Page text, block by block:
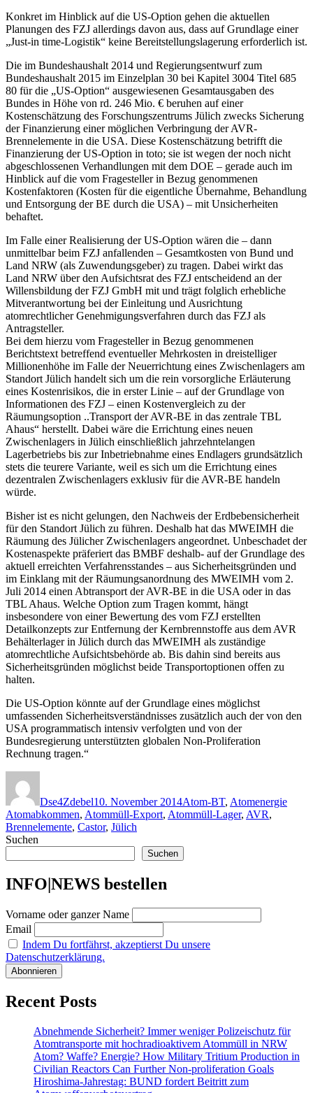
Konkret im Hinblick auf die US-Option gehen die aktuellen
Planungen des FZJ allerdings davon aus, dass auf Grundlage einer
„Just-in time-Logistik“ keine Bereitstellungslagerung erforderlich ist.
Die im Bundeshaushalt 2014 und Regierungsentwurf zum
Bundeshaushalt 2015 im Einzelplan 30 bei Kapitel 3004 Titel 685
80 für die „US-Option“ ausgewiesenen Gesamtausgaben des
Bundes in Höhe von rd. 246 Mio. € beruhen auf einer
Kostenschätzung des Forschungszentrums Jülich zwecks Sicherung
der Finanzierung einer möglichen Verbringung der AVR-
Brennelemente in die USA. Diese Kostenschätzung betrifft die
Finanzierung der US-Option in toto; sie ist wegen der noch nicht
abgeschlossenen Verhandlungen mit dem DOE – gerade auch im
Hinblick auf die vom Fragesteller in Bezug genommenen
Kostenfaktoren (Kosten für die eigentliche Übernahme, Behandlung
und Entsorgung der BE durch die USA) – mit Unsicherheiten
behaftet.
Im Falle einer Realisierung der US-Option wären die – dann
unmittelbar beim FZJ anfallenden – Gesamtkosten von Bund und
Land NRW (als Zuwendungsgeber) zu tragen. Dabei wirkt das
Land NRW über den Aufsichtsrat des FZJ entscheidend an der
Willensbildung der FZJ GmbH mit und trägt folglich erhebliche
Mitverantwortung bei der Einleitung und Ausrichtung
atomrechtlicher Genehmigungsverfahren durch das FZJ als
Antragsteller.
Bei dem hierzu vom Fragesteller in Bezug genommenen
Berichtstext betreffend eventueller Mehrkosten in dreistelliger
Millionenhöhe im Falle der Neuerrichtung eines Zwischenlagers am
Standort Jülich handelt sich um die rein vorsorgliche Erläuterung
eines Kostenrisikos, die in erster Linie – auf der Grundlage von
Informationen des FZJ – einen Kostenvergleich zu der
Räumungsoption ..Transport der AVR-BE in das zentrale TBL
Ahaus“ herstellt. Dabei wäre die Errichtung eines neuen
Zwischenlagers in Jülich einschließlich jahrzehntelangen
Lagerbetriebs bis zur Inbetriebnahme eines Endlagers grundsätzlich
stets die teurere Variante, weil es sich um die Errichtung eines
dezentralen Zwischenlagers exklusiv für die AVR-BE handeln
würde.
Bisher ist es nicht gelungen, den Nachweis der Erdbebensicherheit
für den Standort Jülich zu führen. Deshalb hat das MWEIMH die
Räumung des Jülicher Zwischenlagers angeordnet. Unbeschadet der
Kostenaspekte präferiert das BMBF deshalb- auf der Grundlage des
aktuell erreichten Verfahrensstandes – aus Sicherheitsgründen und
im Einklang mit der Räumungsanordnung des MWEIMH vom 2.
Juli 2014 einen Abtransport der AVR-BE in die USA oder in das
TBL Ahaus. Welche Option zum Tragen kommt, hängt
insbesondere von einer Bewertung des vom FZJ erstellten
Detailkonzepts zur Entfernung der Kernbrennstoffe aus dem AVR
Behälterlager in Jülich durch das MWEIMH als zuständige
atomrechtliche Aufsichtsbehörde ab. Bis dahin sind bereits aus
Sicherheitsgründen möglichst beide Transportoptionen offen zu
halten.
Die US-Option könnte auf der Grundlage eines möglichst
umfassenden Sicherheitsverständnisses zusätzlich auch der von den
USA programmatisch intensiv verfolgten und von der
Bundesregierung unterstützten globalen Non-Proliferation
Rechnung tragen.“
Dse4Zdebel10. November 2014Atom-BT, Atomenergie
Atomabkommen, Atommüll-Export, Atommüll-Lager, AVR,
Brennelemente, Castor, Jülich
Suchen
Suchen
INFO|NEWS bestellen
Vorname oder ganzer Name
Email
Indem Du fortfährst, akzeptierst Du unsere
Datenschutzerklärung.
Recent Posts
Abnehmende Sicherheit? Immer weniger Polizeischutz für
Atomtransporte mit hochradioaktivem Atommüll in NRW
Atom? Waffe? Energie? How Military Tritium Production in
Civilian Reactors Can Further Non-proliferation Goals
Hiroshima-Jahrestag: BUND fordert Beitritt zum